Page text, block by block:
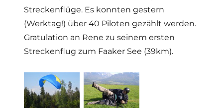
Streckenflüge. Es konnten gestern
(Werktag!) über 40 Piloten gezählt werden.
Gratulation an Rene zu seinem ersten
Streckenflug zum Faaker See (39km).